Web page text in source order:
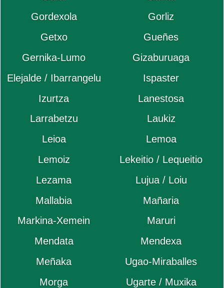
Gordexola
Gorliz
Getxo
Gueñes
Gernika-Lumo
Gizaburuaga
Elejalde / Ibarrangelu
Ispaster
Izurtza
Lanestosa
Larrabetzu
Laukiz
Leioa
Lemoa
Lemoiz
Lekeitio / Lequeitio
Lezama
Lujua / Loiu
Mallabia
Mañaria
Markina-Xemein
Maruri
Mendata
Mendexa
Meñaka
Ugao-Miraballes
Morga
Ugarte / Muxika